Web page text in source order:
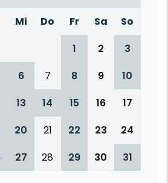
Mi Do Fr Sa
So
1
2
3
6 7 8 9
10
13 14 15 16
17
20 21 22 23
24
27 28 29 30 31